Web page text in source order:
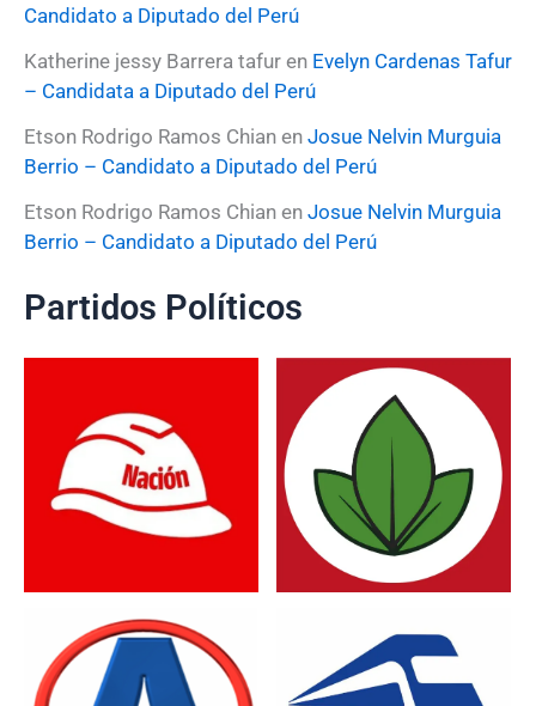
Candidato a Diputado del Perú
Katherine jessy Barrera tafur en Evelyn Cardenas Tafur
– Candidata a Diputado del Perú
Etson Rodrigo Ramos Chian en Josue Nelvin Murguia
Berrio – Candidato a Diputado del Perú
Etson Rodrigo Ramos Chian en Josue Nelvin Murguia
Berrio – Candidato a Diputado del Perú
Partidos Políticos